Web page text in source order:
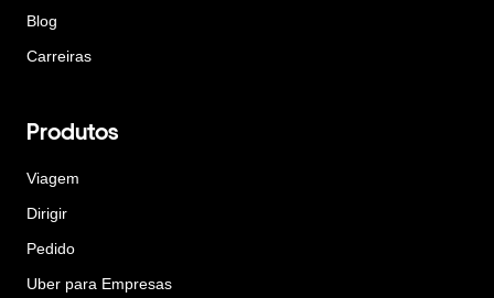
Blog
Carreiras
Produtos
Viagem
Dirigir
Pedido
Uber para Empresas